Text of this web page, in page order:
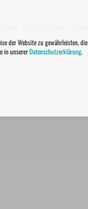
der Website zu gewährleisten,
in unsererDatenschutzerklärung.
1x Einzelstimme